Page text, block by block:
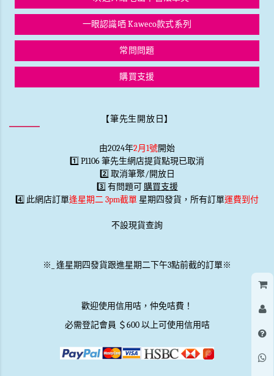
一眼認識哂 Kaweco款式系列
常問問題
購買支援
【筆先生開放日】
由2024年2月1號開始
1️⃣ P1106 筆先生網店提貨點現已取消
2️⃣ 取消筆聚/開放日
3️⃣ 有問題可 購買支援
4️⃣ 此網店訂單逢星期二 3pm截單 星期四發貨，所有訂單運費到付
不設現貨查詢
※ 逢星期四發貨跟進星期二下午3點前截的訂單※
歡迎使用信用咭，仲免咭費！
必需登記會員 ＄600 以上可使用信用咭